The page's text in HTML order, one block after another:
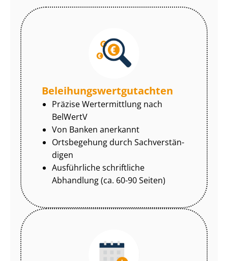
Be­lei­hungs­wert­gut­ach­ten
Präzise Wertermittlung nach
BelWertV
Von Banken anerkannt
Ortsbegehung durch Sach­ver­stän­
di­gen
Ausführliche schriftliche
Abhandlung (ca. 60-90 Seiten)